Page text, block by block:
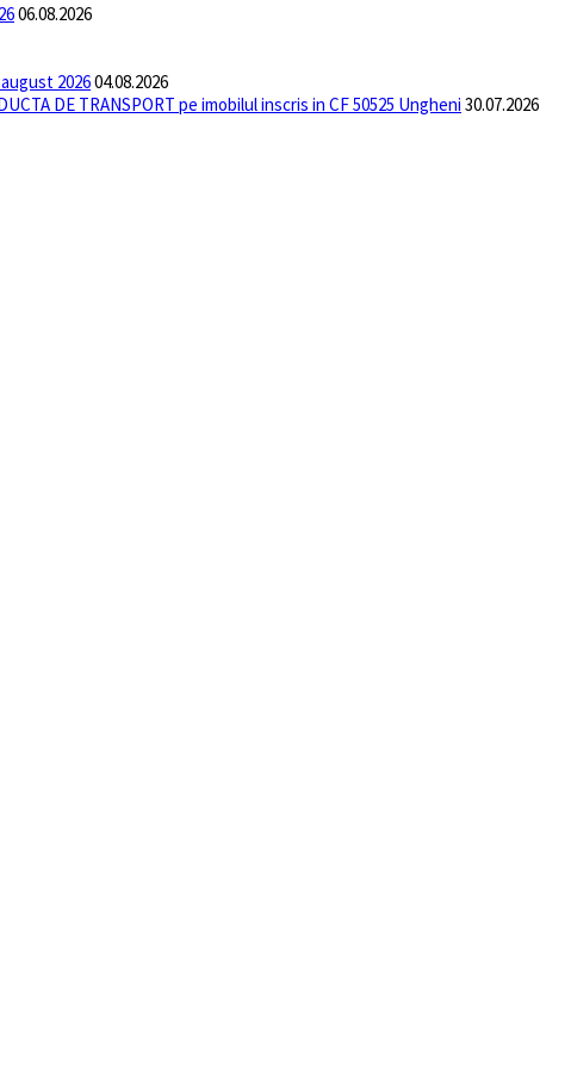
06.08.2026
202604.08.2026
DE TRANSPORT pe imobilul inscris in CF 50525 Ungheni 30.07.2026